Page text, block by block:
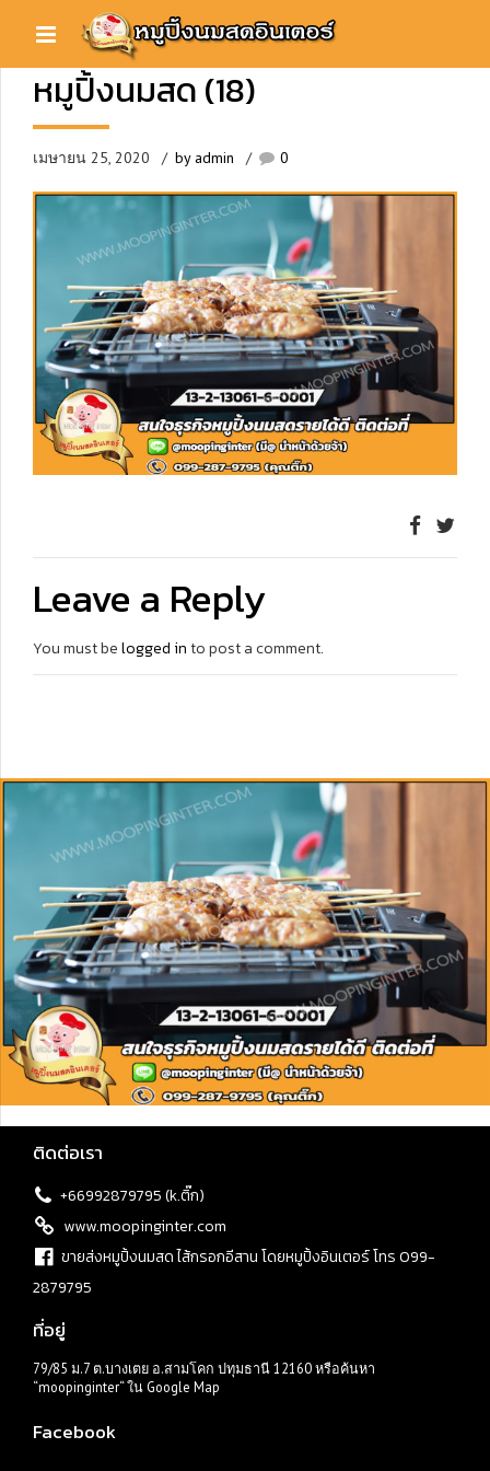
หมูปิ้งนมสด (18)
เมษายน 25, 2020 by admin 0
Leave a Reply
You must belogged into post a comment.
ติดต่อเรา
+66992879795 (k.ติ๊ก)
www.moopinginter.com
ขายส่งหมูปิ้งนมสด ไส้กรอกอีสาน โดยหมูปิ้งอินเตอร์ โทร 099-
2879795
ที่อยู่
79/85 ม.7 ต.บางเตย อ.สามโคก ปทุมธานี 12160 หรือค้นหา
“moopinginter“ ใน Google Map
Facebook